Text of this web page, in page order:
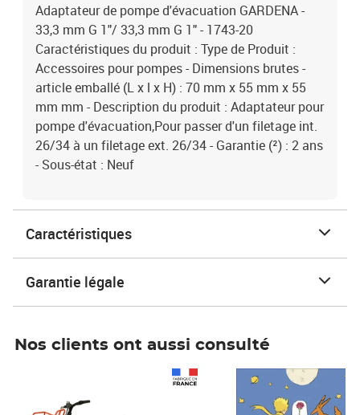
Adaptateur de pompe d'évacuation GARDENA -
33,3 mm G 1"/ 33,3 mm G 1" - 1743-20
Caractéristiques du produit : Type de Produit :
Accessoires pour pompes - Dimensions brutes -
article emballé (L x l x H) : 70 mm x 55 mm x 55
mm mm - Description du produit : Adaptateur pour
pompe d'évacuation,Pour passer d'un filetage int.
26/34 à un filetage ext. 26/34 - Garantie (²) : 2 ans
- Sous-état : Neuf
Caractéristiques
Garantie légale
Nos clients ont aussi consulté
Prix 7,50€